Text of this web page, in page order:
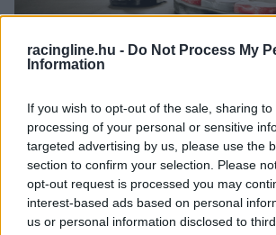
racingline.hu - Do Not Process My
Information
If you wish to opt-out of the sale, sharing
processing of your personal or sensitive
targeted advertising by us, please use the
section to confirm your selection. Please
opt-out request is processed you may
interest-based ads based on personal
us or personal information disclosed to
FASTEST SLAP / 2021. AUG. 26.
Országos
rendezvénysorozatot
HUMDA